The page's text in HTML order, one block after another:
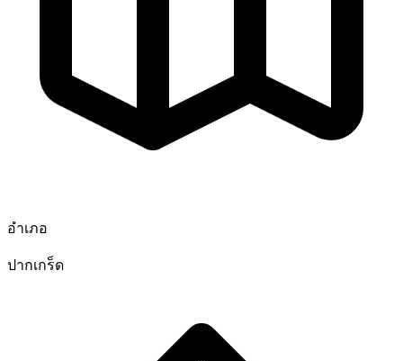
อำเภอ
ปากเกร็ด